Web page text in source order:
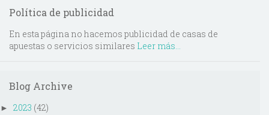
Política de publicidad
En esta página no hacemos publicidad de casas de
apuestas o servicios similares Leer más...
Blog Archive
► 2023 (42)